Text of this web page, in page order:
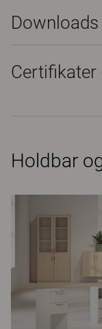
Downloads
Certifikater
Holdbar